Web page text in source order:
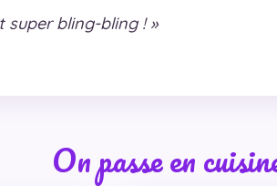
super bling-bling ! »
On passe en